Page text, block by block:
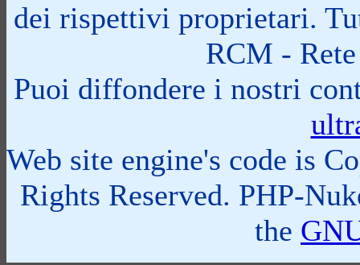
dei rispettivi proprietari.
RCM -
Puoi diffondere i nostri
Web site engine's code is
Rights Reserved. PHP-
the